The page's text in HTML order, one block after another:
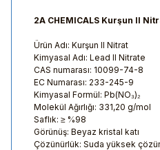
2A CHEMICALS Kurşun II
Ürün Adı: Kurşun II Nitrat
Kimyasal Adı: Lead II Nitrate
CAS numarası: 10099-74-8
EC Numarası: 233-245-9
Kimyasal Formül: Pb(NO₃)₂
Molekül Ağırlığı: 331,20 g/mol
Saflık: ≥ %98
Görünüş: Beyaz kristal katı
Çözünürlük: Suda yüksek